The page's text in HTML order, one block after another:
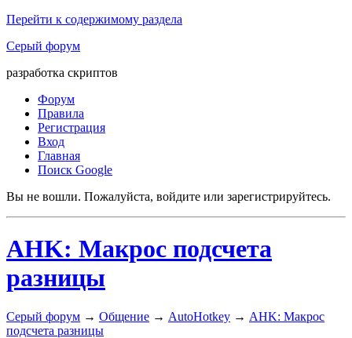
Перейти к содержимому раздела
Серый форум
разработка скриптов
Форум
Правила
Регистрация
Вход
Главная
Поиск Google
Вы не вошли. Пожалуйста, войдите или зарегистрируйтесь.
AHK: Макрос подсчета
разницы
Серый форум → Общение → AutoHotkey → AHK: Макрос
подсчета разницы